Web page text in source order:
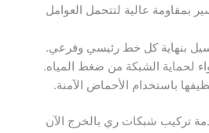
بمقاومة عالية لتتحمل العوامل
بنهاية كل خط رئيسي وفرعي.
لحماية الشبكة من ضغط المياه.
باستخدام الأحماض الآمنة.
تركيب شبكات ري بالخرج الآن